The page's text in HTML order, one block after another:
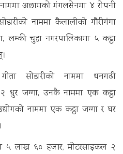
अछामको मंगलसेनमा ४ रोपनी
नाममा कैलालीको गौरीगंगा
लम्की चुहा नगरपालिकामा ५ कट्ठा
गीता सोडारीको नाममा धनगढी
धुर जग्गा, उनकै नाममा एक कट्ठा
नाममा एक कट्ठा जग्गा र घर
५ लाख ६० हजार, मोटरसाइकल २